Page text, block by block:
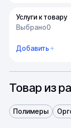
Услуги к товару
Выбрано0
Добавить
Товар из
Полимеры